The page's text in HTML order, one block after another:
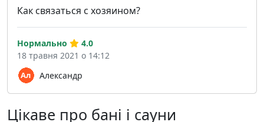
Как связаться с хозяином?
Александр
Нормально
4.0
18 травня 2021 о 14:12
Цікаве про бані і сауни